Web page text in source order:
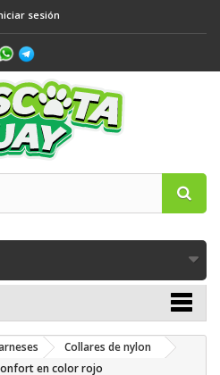
sesión
Collares de nylon
en color rojo